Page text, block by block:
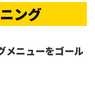
ング
メニューをゴール